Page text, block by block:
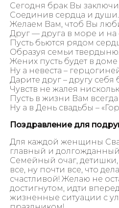
Сегодня брак Вы
Соединив сердца и души.
Желаем Вам, чтоб Вы
Друг — друга в море и на
Пусть бьются рядом
Образуя семьи твердыню.
Жених пусть будет в
Ну а невеста –
Дарите друг – другу себя
Чувств не жалея
Пусть в жизни Вам всегда
Ну а в День свадьбы –
Поздравление для
Для каждой женщины
главный и
Семейный очаг, детишки,
все, ну почти все, что
счастливой! Желаю не
достигнутом, идти
жизненные ситуации с